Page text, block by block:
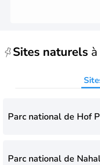
Sites naturels
Parc national de Hof
Parc national de